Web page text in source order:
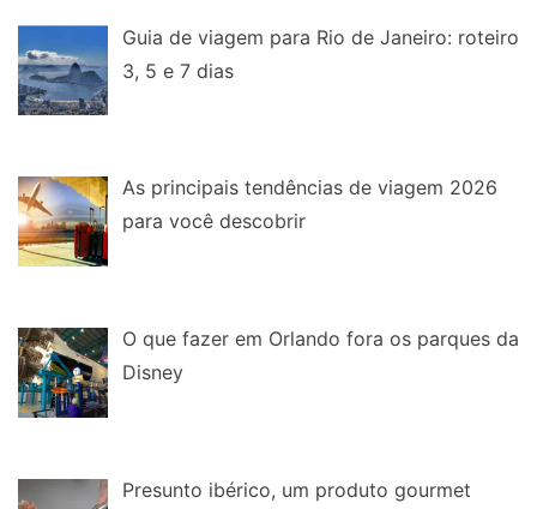
Guia de viagem para Rio de Janeiro: roteiro
3, 5 e 7 dias
As principais tendências de viagem 2026
para você descobrir
O que fazer em Orlando fora os parques da
Disney
Presunto ibérico, um produto gourmet